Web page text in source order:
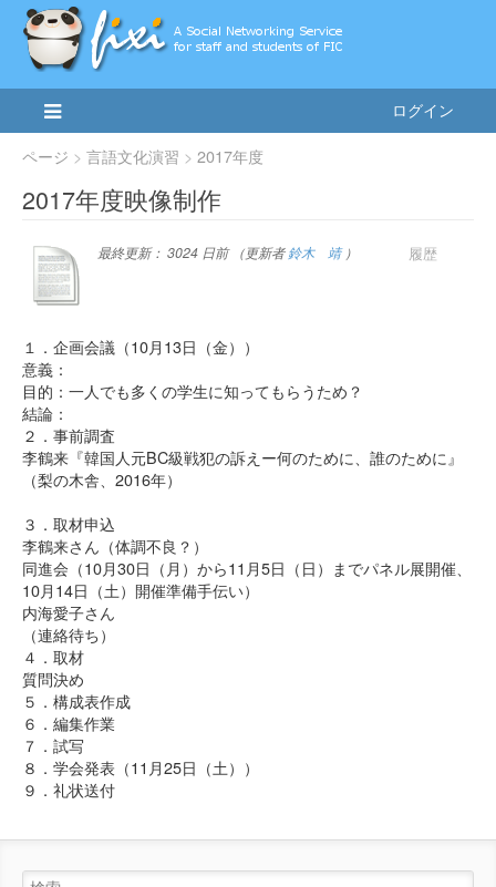
ログイン
ページ 言語文化演習 2017年度
2017年度映像制作
履歴
最終更新： 3024 日前（更新者鈴木 靖）
１．企画会議（10月13日（金））
意義：
目的：一人でも多くの学生に知ってもらうため？
結論：
２．事前調査
李鶴来『韓国人元BC級戦犯の訴えー何のために、誰のために』
（梨の木舎、2016年）
３．取材申込
李鶴来さん（体調不良？）
同進会（10月30日（月）から11月5日（日）までパネル展開催、
10月14日（土）開催準備手伝い）
内海愛子さん
（連絡待ち）
４．取材
質問決め
５．構成表作成
６．編集作業
７．試写
８．学会発表（11月25日（土））
９．礼状送付